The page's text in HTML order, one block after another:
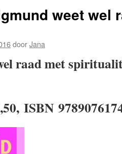
weet wel
doorJana
raad met
ISBN